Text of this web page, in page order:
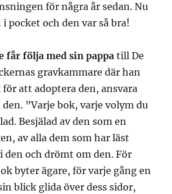
för några år sedan. Nu
pocket och den var så bra!
får följa med sin pappa till De
gravkammare där han
för att adoptera den, ansvara
”Varje bok, varje volym du
Besjälad av den som en
av alla dem som har läst
den och drömt om den. För
byter ägare, för varje gång en
blick glida över dess sidor,